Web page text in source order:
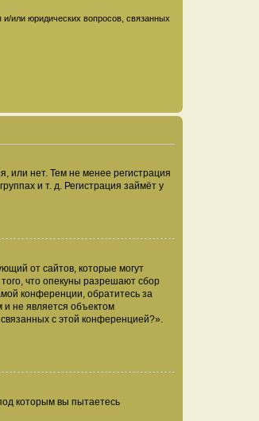
или юридических вопросов, связанных
или нет. Тем не менее регистрация
и т. д. Регистрация займёт у
от сайтов, которые могут
что опекуны разрешают сбор
конференции, обратитесь за
не является объектом
с этой конференцией?».
которым вы пытаетесь